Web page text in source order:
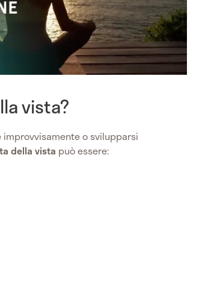
vista?
improvvisamente o svilupparsi
della vista può essere: